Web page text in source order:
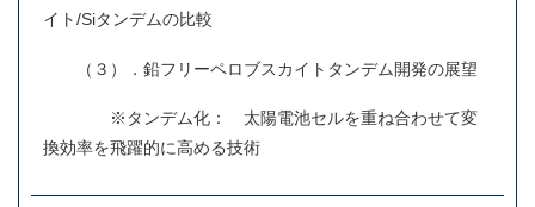
イト/Siタンデムの比較
（３）．鉛フリーペロブスカイトタンデム開発の展望
※タンデム化： 太陽電池セルを重ね合わせて変
換効率を飛躍的に高める技術